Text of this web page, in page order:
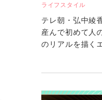
ライフスタイル
テレ朝・弘中綾
産んで初めて人
のリアルを描く